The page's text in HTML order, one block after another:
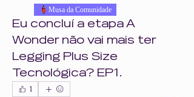
Musa da Comunidade
Eu concluí a etapa A
Wonder não vai mais ter
Legging Plus Size
Tecnológica? EP1.
1